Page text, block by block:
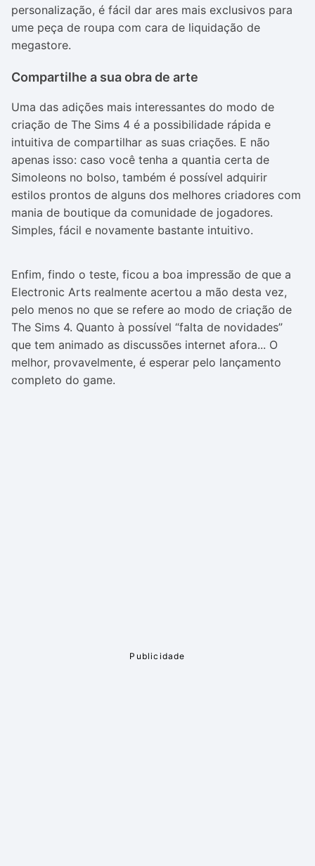
personalização, é fácil dar ares mais exclusivos para
ume peça de roupa com cara de liquidação de
megastore.
Compartilhe a sua obra de arte
Uma das adições mais interessantes do modo de
criação de The Sims 4 é a possibilidade rápida e
intuitiva de compartilhar as suas criações. E não
apenas isso: caso você tenha a quantia certa de
Simoleons no bolso, também é possível adquirir
estilos prontos de alguns dos melhores criadores com
mania de boutique da comunidade de jogadores.
Simples, fácil e novamente bastante intuitivo.
Enfim, findo o teste, ficou a boa impressão de que a
Electronic Arts realmente acertou a mão desta vez,
pelo menos no que se refere ao modo de criação de
The Sims 4. Quanto à possível “falta de novidades”
que tem animado as discussões internet afora... O
melhor, provavelmente, é esperar pelo lançamento
completo do game.